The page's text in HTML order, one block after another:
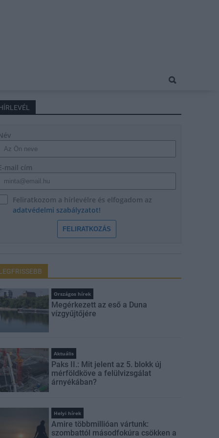
mail cím
Feliratkozom a hírlevélre és elfogadom az
adatvédelmi szabályzatot!
FELIRATKOZÁS
Országos hírek
Megérkezett az eső a Duna
vízgyűjtőjére
Aktuális
Paks II.: Mit jelent az 5. blokk új
mérföldköve a felülvizsgálat
árnyékában?
Helyi hírek
Amire többmillióan vártunk:
szombattól másodfokúra csökken a